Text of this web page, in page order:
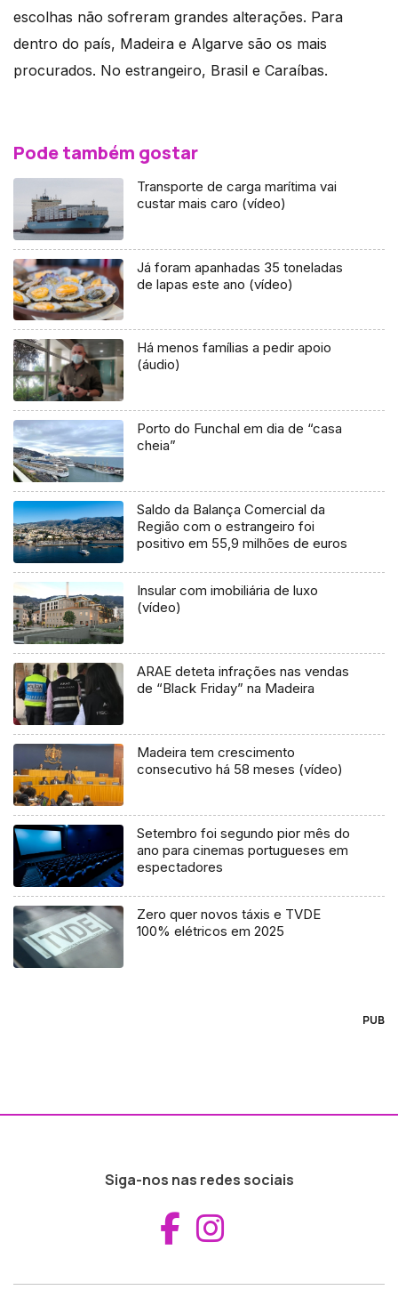
escolhas não sofreram grandes alterações. Para
dentro do país, Madeira e Algarve são os mais
procurados. No estrangeiro, Brasil e Caraíbas.
Pode também gostar
Transporte de carga marítima vai
custar mais caro (vídeo)
Já foram apanhadas 35 toneladas
de lapas este ano (vídeo)
Há menos famílias a pedir apoio
(áudio)
Porto do Funchal em dia de “casa
cheia”
Saldo da Balança Comercial da
Região com o estrangeiro foi
positivo em 55,9 milhões de euros
Insular com imobiliária de luxo
(vídeo)
ARAE deteta infrações nas vendas
de “Black Friday” na Madeira
Madeira tem crescimento
consecutivo há 58 meses (vídeo)
Setembro foi segundo pior mês do
ano para cinemas portugueses em
espectadores
Zero quer novos táxis e TVDE
100% elétricos em 2025
PUB
Siga-nos nas redes sociais
Aceder ao